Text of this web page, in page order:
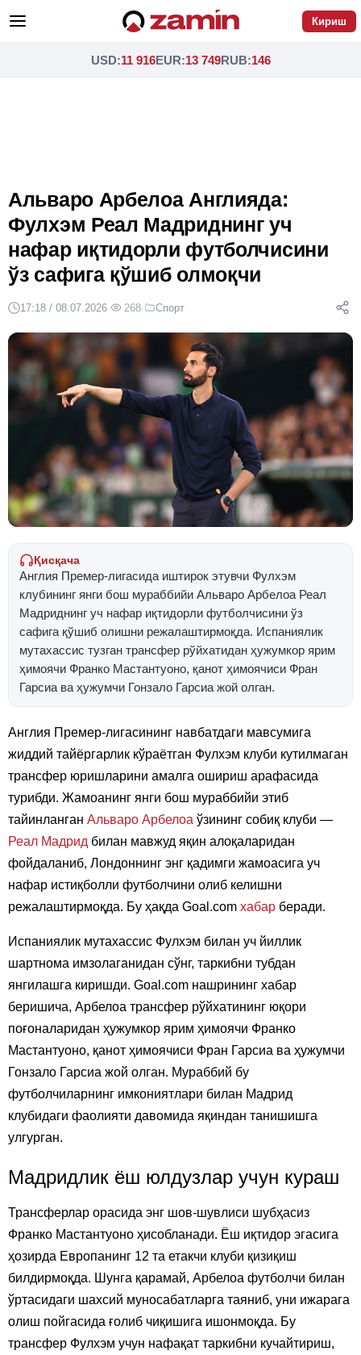
Кириш
USD:11 916EUR:13 749RUB:146
Альваро Арбелоа Англияда:
Фулхэм Реал Мадриднинг уч
нафар иқтидорли футболчисини
ўз сафига қўшиб олмоқчи
17:18 / 08.07.2026· 268· Спорт
Қисқача
Англия Премер-лигасида иштирок этувчи Фулхэм
клубининг янги бош мураббийи Альваро Арбелоа Реал
Мадриднинг уч нафар иқтидорли футболчисини ўз
сафига қўшиб олишни режалаштирмоқда. Испаниялик
мутахассис тузган трансфер рўйхатидан ҳужумкор ярим
ҳимоячи Франко Мастантуоно, қанот ҳимоячиси Фран
Гарсиа ва ҳужумчи Гонзало Гарсиа жой олган.
Англия Премер-лигасининг навбатдаги мавсумига
жиддий тайёргарлик кўраётган Фулхэм клуби кутилмаган
трансфер юришларини амалга ошириш арафасида
турибди. Жамоанинг янги бош мураббийи этиб
тайинланган Альваро Арбелоа ўзининг собиқ клуби —
Реал Мадрид билан мавжуд яқин алоқаларидан
фойдаланиб, Лондоннинг энг қадимги жамоасига уч
нафар истиқболли футболчини олиб келишни
режалаштирмоқда. Бу ҳақда Goal.com хабар беради.
Испаниялик мутахассис Фулхэм билан уч йиллик
шартнома имзолаганидан сўнг, таркибни тубдан
янгилашга киришди. Goal.com нашрининг хабар
беришича, Арбелоа трансфер рўйхатининг юқори
поғоналаридан ҳужумкор ярим ҳимоячи Франко
Мастантуоно, қанот ҳимоячиси Фран Гарсиа ва ҳужумчи
Гонзало Гарсиа жой олган. Мураббий бу
футболчиларнинг имкониятлари билан Мадрид
клубидаги фаолияти давомида яқиндан танишишга
улгурган.
Мадридлик ёш юлдузлар учун кураш
Трансферлар орасида энг шов-шувлиси шубҳасиз
Франко Мастантуоно ҳисобланади. Ёш иқтидор эгасига
ҳозирда Европанинг 12 та етакчи клуби қизиқиш
билдирмоқда. Шунга қарамай, Арбелоа футболчи билан
ўртасидаги шахсий муносабатларга таяниб, уни ижарага
олиш пойгасида ғолиб чиқишига ишонмоқда. Бу
трансфер Фулхэм учун нафақат таркибни кучайтириш,